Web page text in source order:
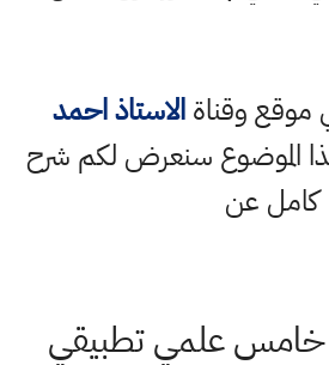
موقع وقناةالاستاذ احمد
الموضوع سنعرض لكم شرح
كامل عن
خامس علمي تطبيقي